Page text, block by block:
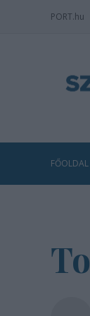
PORT.hu
FŐOLDAL